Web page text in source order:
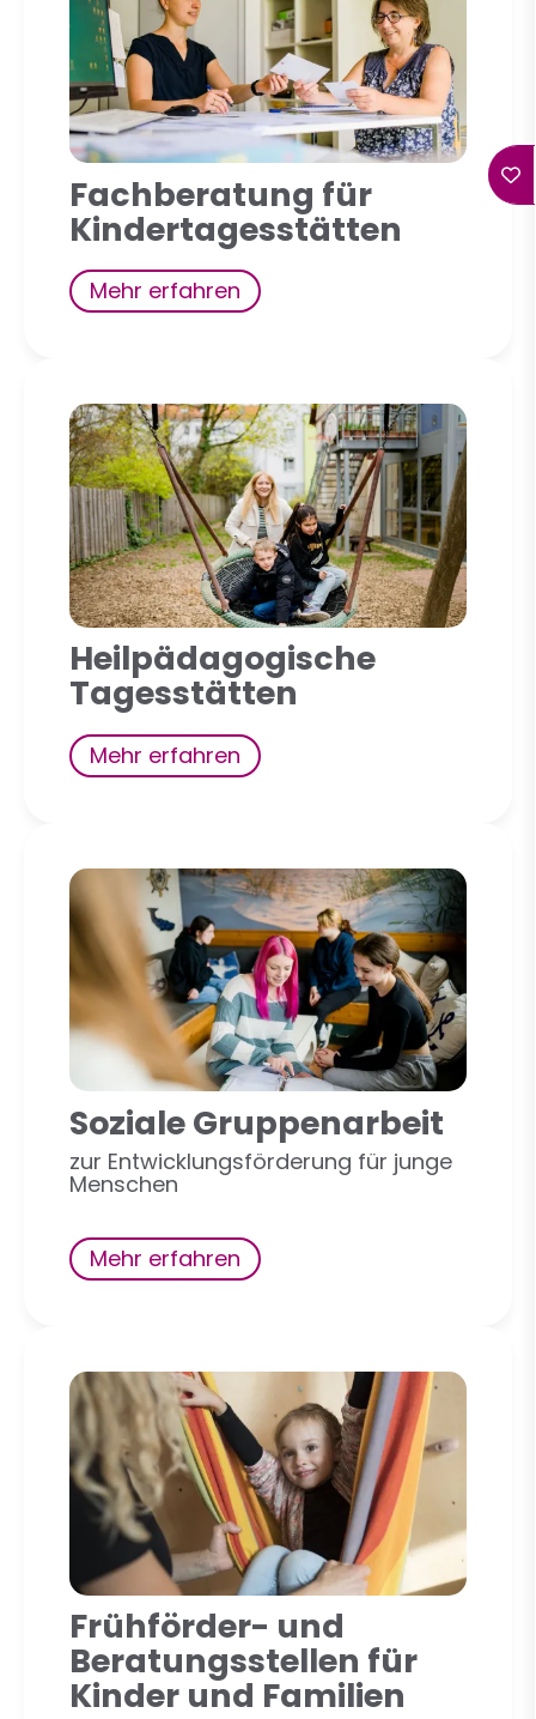
Fachberatung für
Kindertagesstätten
Mehr erfahren
Heilpädagogische
Tagesstätten
Mehr erfahren
Soziale Gruppenarbeit
zur Entwicklungsförderung für junge
Menschen
Mehr erfahren
Frühförder- und
Beratungsstellen für
Kinder und Familien